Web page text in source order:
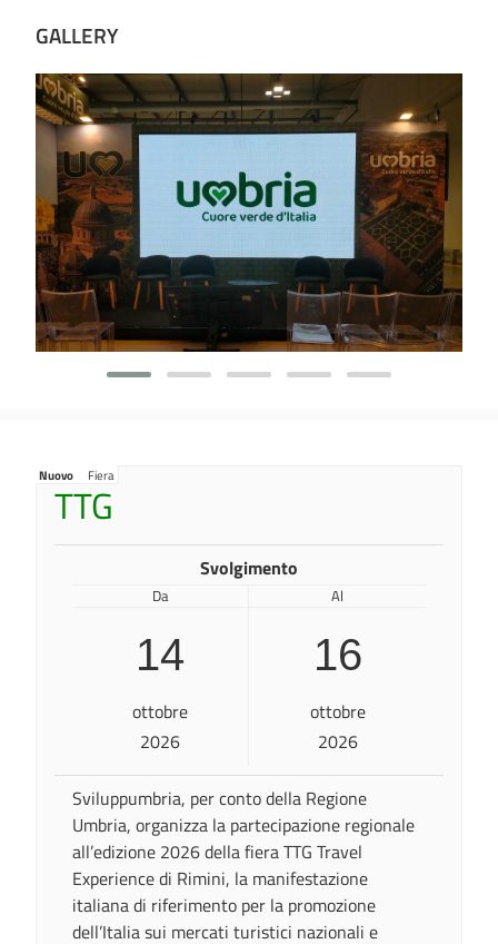
GALLERY
Nuovo Fiera
TTG
Svolgimento
Da
14
ottobre
2026
Al
16
ottobre
2026
Sviluppumbria, per conto della Regione
Umbria, organizza la partecipazione regionale
all’edizione 2026 della fiera TTG Travel
Experience di Rimini, la manifestazione
italiana di riferimento per la promozione
dell’Italia sui mercati turistici nazionali e